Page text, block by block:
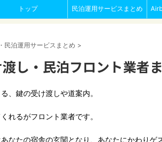
トップ 民泊運用サービスまとめ
民泊運用サービスまとめ >
し・民泊フロント業者
、鍵の受け渡しや道案内。
れるがフロント業者です。
なたの宿舎の玄関となり、あなたにかわりゲ